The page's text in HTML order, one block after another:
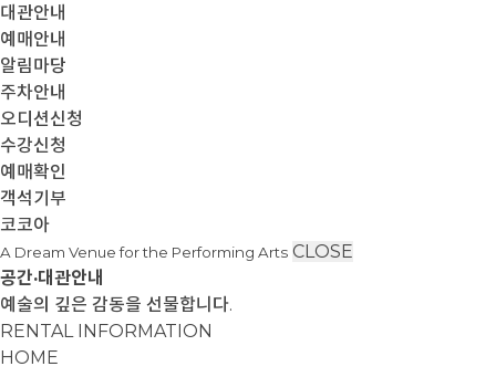
대관안내
예매안내
알림마당
주차안내
오디션신청
수강신청
예매확인
객석기부
코코아
A Dream Venue for the Performing Arts CLOSE
공간·대관안내
예술의 깊은 감동을 선물합니다.
RENTAL INFORMATION
HOME